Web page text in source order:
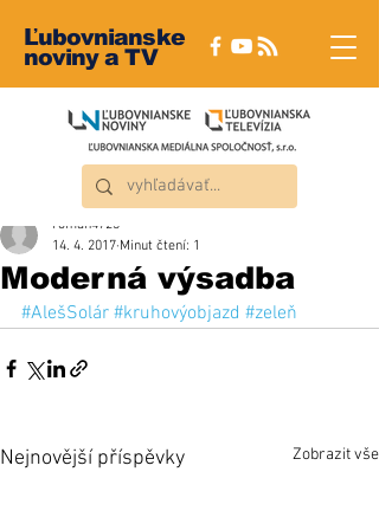
Ľubovnianske
noviny a TV
Moderná výsadba
roman4723
14. 4. 2017 Minut čtení: 1
#AlešSolár #kruhovýobjazd #zeleň
Nejnovější příspěvky Zobrazit vše